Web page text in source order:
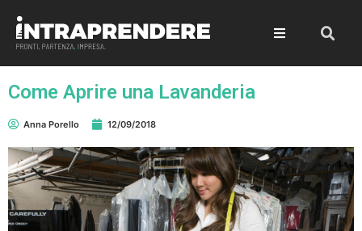
Come Aprire una Lavanderia
Anna Porello 12/09/2018